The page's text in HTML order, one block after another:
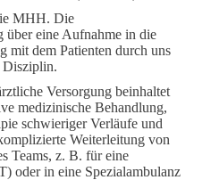
MHH. Die
über eine Aufnahme in die
mit dem Patienten durch uns
Disziplin.
Versorgung beinhaltet
medizinische Behandlung,
schwieriger Verläufe und
Weiterleitung von
Teams, z. B. für eine
oder in eine Spezialambulanz